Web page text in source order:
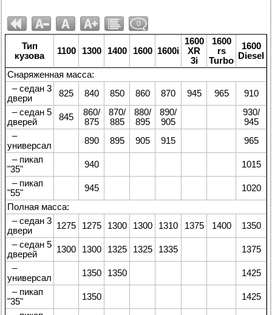
0
Тип
кузова
1100 1300 1400 1600 1600i
1600
XR
3i
1600
rs
Turbo
1600
Diesel
Снаряженная масса:
– седан 3
двери
825 840 850 860 870 945 965
910
– седан 5
дверей
845
860/
875
870/
885
880/
895
890/
905
930/
945
–
универсал
890 895 905 915
965
– пикап
"35"
940
1015
– пикап
"55"
945
1020
Полная масса:
– седан 3
двери
1275 1275 1300 1300 1310 1375 1400
1350
– седан 5
дверей
1300 1300 1325 1325 1335
1375
–
универсал
1350 1350
1425
– пикап
"35"
1350
1425